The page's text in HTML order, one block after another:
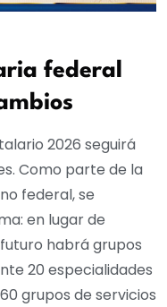
federal
2026 seguirá
Como parte de la
federal, se
en lugar de
habrá grupos
20 especialidades
grupos de servicios